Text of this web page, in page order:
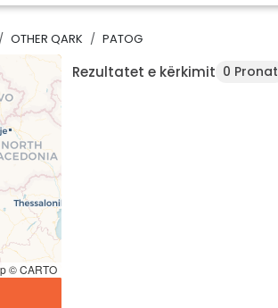
OTHER QARK PATOG
© CARTO
Rezultatet e kërkimit 0 Pronat